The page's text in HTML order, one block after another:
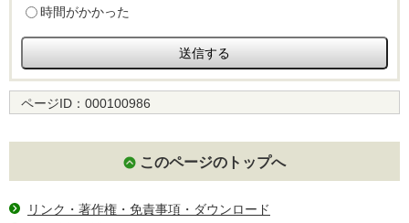
時間がかかった
ページID： 000100986
このページのトップへ
リンク・著作権・免責事項・ダウンロード